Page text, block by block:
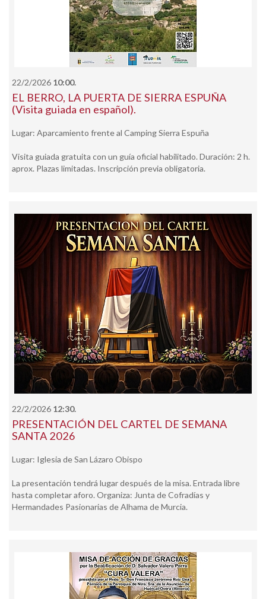
22/2/2026 10:00.
EL BERRO, LA PUERTA DE SIERRA ESPUÑA
(Visita guiada en español).
Lugar: Aparcamiento frente al Camping Sierra Espuña
Visita guiada gratuita con un guía oficial habilitado. Duración: 2 h.
aprox. Plazas limitadas. Inscripción previa obligatoria.
22/2/2026 12:30.
PRESENTACIÓN DEL CARTEL DE SEMANA
SANTA 2026
Lugar: Iglesia de San Lázaro Obispo
La presentación tendrá lugar después de la misa. Entrada libre
hasta completar aforo. Organiza: Junta de Cofradías y
Hermandades Pasionarias de Alhama de Murcia.